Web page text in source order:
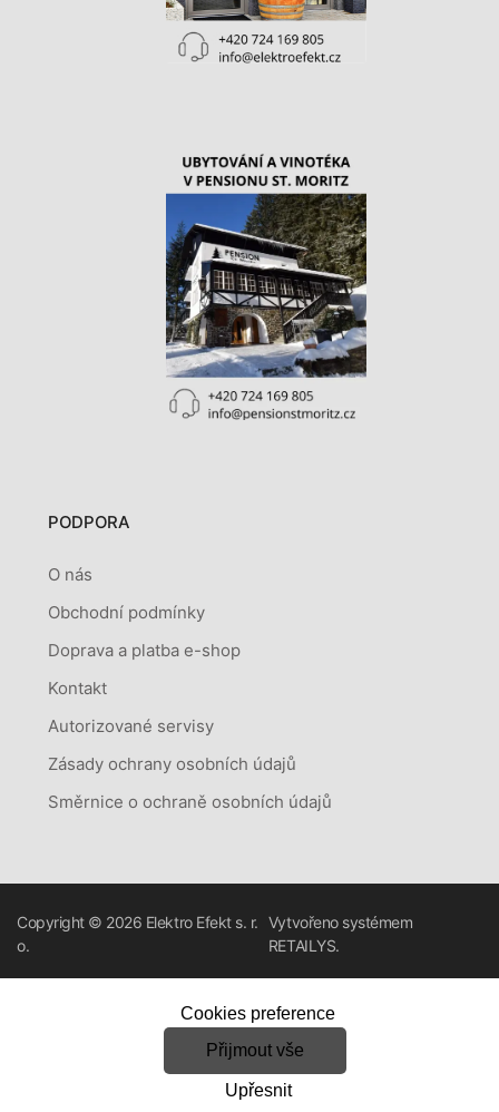
PODPORA
O nás
Obchodní podmínky
Doprava a platba e-shop
Kontakt
Autorizované servisy
Zásady ochrany osobních údajů
Směrnice o ochraně osobních údajů
Copyright © 2026 Elektro Efekt s. r.
o.
Vytvořeno systémem
RETAILYS.
Cookies preference
Přijmout vše
Upřesnit